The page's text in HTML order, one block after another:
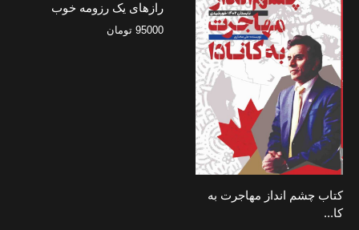
کتاب چشم انداز مهاجرت به
کا...
رازهای یک رزومه خوب
95000 تومان